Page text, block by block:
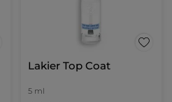
Lakier Top Coat
5 ml